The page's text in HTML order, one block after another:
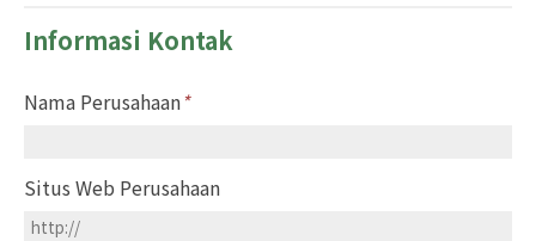
Informasi Kontak
Nama Perusahaan*
Situs Web Perusahaan